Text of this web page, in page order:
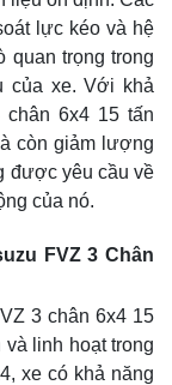
lực kéo và hệ
quan trọng trong
của xe. Với khả
6x4 15 tấn
còn giảm lượng
được yêu cầu về
của nó.
FVZ 3 Chân
3 chân 6x4 15
linh hoạt trong
xe có khả năng